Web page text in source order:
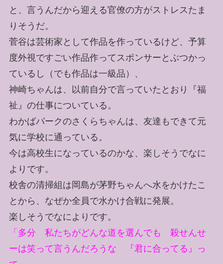
と、言うんだから迎える官僚の方がストレスたま
りそうだ。
菅谷は芸術家として作品を作っているけど、予算
度外視ですごい作品作ってスポンサーとぶつかっ
ているし（でも作品は一級品）、
神崎ちゃんは、以前自分で言っていたとおり『福
祉』の仕事についている。
わかばパークのさくらちゃんは、友達もできて元
気に学校に通っている。
今は高校生になっているのかな、楽しそうでなに
よりです。
校舎の清掃組は岡島が茅野ちゃんへ水をかけたこ
とから、なぜか全員で水かけ合戦に発展。
楽しそうでなによりです。
「多分 私たちがどんな道を選んでも 殺せんせ
ーは笑って言うんだろうな 『君に合ってる』っ